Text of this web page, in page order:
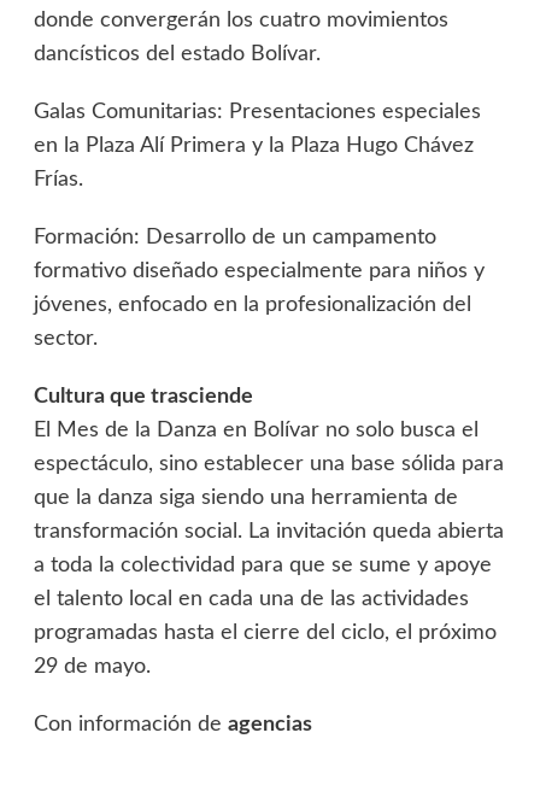
donde convergerán los cuatro movimientos
dancísticos del estado Bolívar.
​Galas Comunitarias: Presentaciones especiales
en la Plaza Alí Primera y la Plaza Hugo Chávez
Frías.
​Formación: Desarrollo de un campamento
formativo diseñado especialmente para niños y
jóvenes, enfocado en la profesionalización del
sector.
Cultura que trasciende
​El Mes de la Danza en Bolívar no solo busca el
espectáculo, sino establecer una base sólida para
que la danza siga siendo una herramienta de
transformación social. La invitación queda abierta
a toda la colectividad para que se sume y apoye
el talento local en cada una de las actividades
programadas hasta el cierre del ciclo, el próximo
29 de mayo.
Con información de agencias